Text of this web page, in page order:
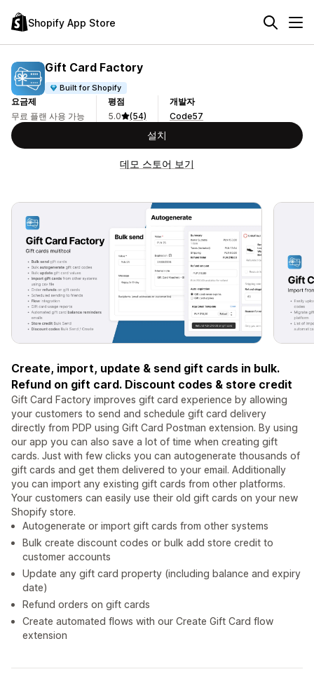
Shopify App Store
Gift Card Factory
Built for Shopify
요금제
무료 플랜 사용 가능
평점
5.0
(54)
개발자
Code57
설치
데모 스토어 보기
Create, import, update & send gift cards in bulk.
Refund on gift card. Discount codes & store credit
Gift Card Factory improves gift card experience by allowing
your customers to send and schedule gift card delivery
directly from PDP using Gift Card Postman extension. By using
our app you can also save a lot of time when creating gift
cards. Just with few clicks you can autogenerate thousands of
gift cards and get them delivered to your email. Additionally
you can import any existing gift cards from other platforms.
Your customers can easily use their old gift cards on your new
Shopify store.
Autogenerate or import gift cards from other systems
Bulk create discount codes or bulk add store credit to
customer accounts
Update any gift card property (including balance and expiry
date)
Refund orders on gift cards
Create automated flows with our Create Gift Card flow
extension